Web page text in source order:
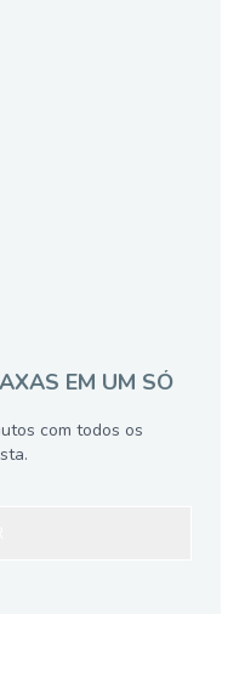
EM UM SÓ
com todos os